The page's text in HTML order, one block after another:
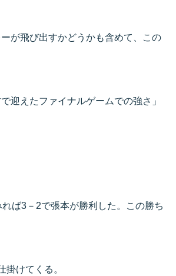
が飛び出すかどうかも含めて、この
迎えたファイナルゲームでの強さ」
ば3－2で張本が勝利した。この勝ち
けてくる。